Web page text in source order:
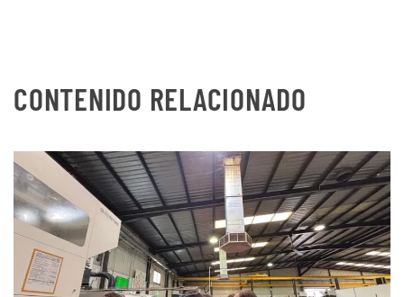
CONTENIDO RELACIONADO